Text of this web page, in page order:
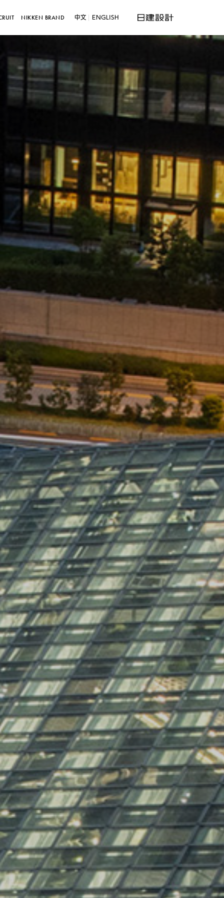
NIKKEN BRAND 中文 ENGLISH
つの建築の顔～